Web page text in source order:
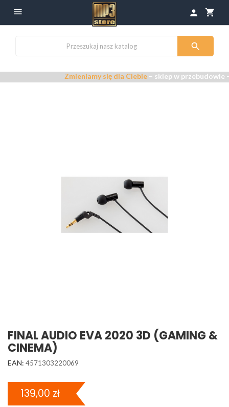
 shopping_cart
person

Zmieniamy się dla Ciebie– sklep w przebudowie –
FINAL AUDIO EVA 2020 3D (GAMING &
CINEMA)
EAN: 4571303220069
139,00 zł